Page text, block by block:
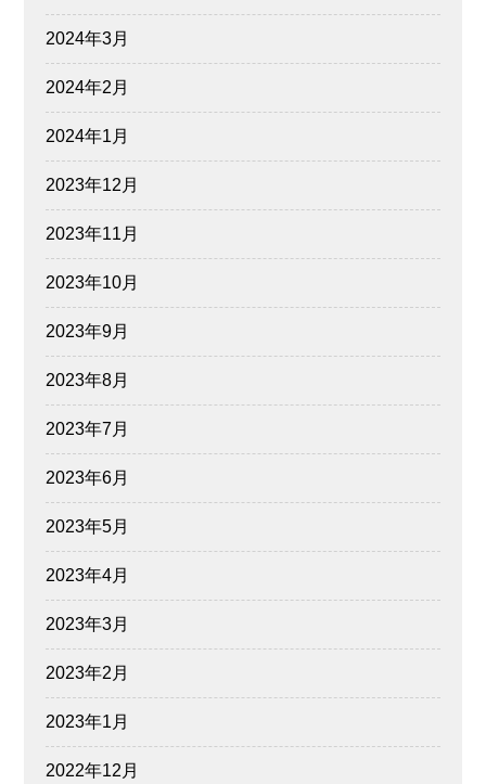
2024年3月
2024年2月
2024年1月
2023年12月
2023年11月
2023年10月
2023年9月
2023年8月
2023年7月
2023年6月
2023年5月
2023年4月
2023年3月
2023年2月
2023年1月
2022年12月